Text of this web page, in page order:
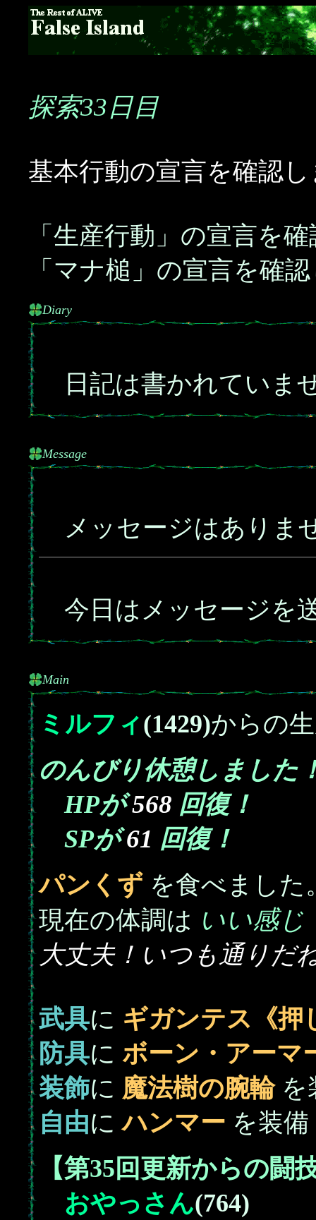
探索33日目
基本行動の宣言を確認
「生産行動」の宣言を
「マナ槌」の宣言を確
Diary
日記は書かれていま
Message
メッセージはありま
今日はメッセージを
Main
ミルフィ(1429)からの
のんびり休憩しました
HPが568 回復！
SPが61 回復！
パンくず を食べました
現在の体調は いい感じ
大丈夫！いつも通りだ
武具に ギガンテス《押
防具に ボーン・アーマ
装飾に 魔法樹の腕輪を
自由にハンマー を装備
【第35回更新からの闘
おやっさん(764)